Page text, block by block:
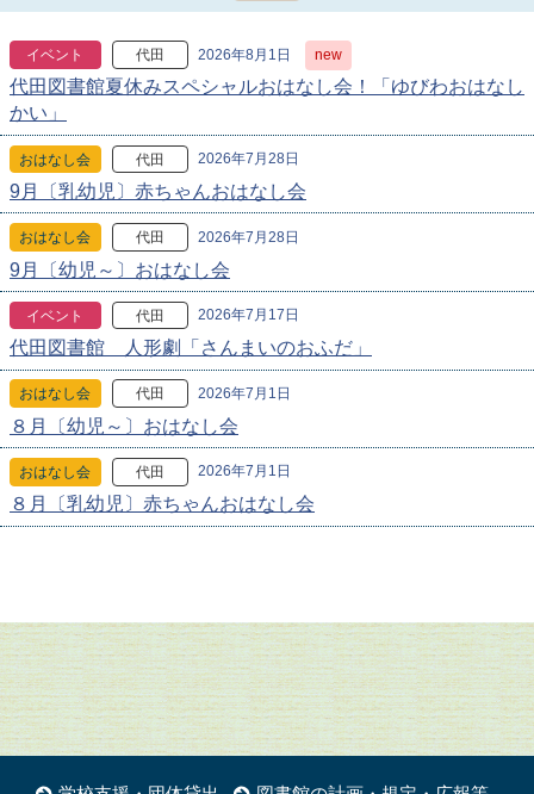
イベント 代田 2026年8月1日 new
代田図書館夏休みスペシャルおはなし会！「ゆびわおはなし
かい」
おはなし会 代田 2026年7月28日
9月〔乳幼児〕赤ちゃんおはなし会
おはなし会 代田 2026年7月28日
9月〔幼児～〕おはなし会
イベント 代田 2026年7月17日
代田図書館 人形劇「さんまいのおふだ」
おはなし会 代田 2026年7月1日
８月〔幼児～〕おはなし会
おはなし会 代田 2026年7月1日
８月〔乳幼児〕赤ちゃんおはなし会